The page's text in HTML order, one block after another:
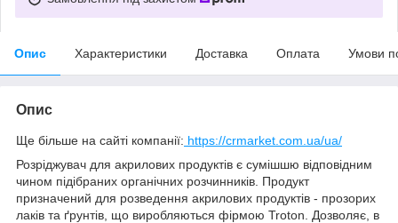
Опис Характеристики Доставка Оплата Умови
Опис
Ще більше на сайті компанії: https://crmarket.com.ua/ua/
Розріджувач для акрилових продуктів є сумішшю відповідним
чином підібраних органічних розчинників. Продукт
призначений для розведення акрилових продуктів - прозорих
лаків та ґрунтів, що виробляються фірмою Troton. Дозволяє, в